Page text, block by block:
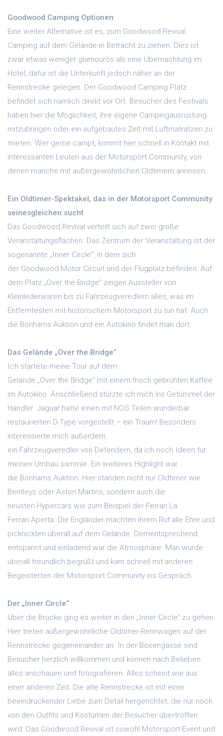
Goodwood Camping Optionen
Eine weiter Alternative ist es, zum Goodwood Revival
Camping auf dem Gelände in Betracht zu ziehen. Dies ist
zwar etwas weniger glamourös als eine Übernachtung im
Hotel, dafür ist die Unterkunft jedoch näher an der
Rennstrecke gelegen. Der Goodwood Camping Platz
befindet sich nämlich direkt vor Ort. Besucher des Festivals
haben hier die Möglichkeit, ihre eigene Campingausrüstung
mitzubringen oder ein aufgebautes Zelt mit Luftmatratzen zu
mieten. Wer gerne campt, kommt hier schnell in Kontakt mit
interessanten Leuten aus der Motorsport Community, von
denen manche mit außergewöhnlichen Oldtimern anreisen.
Ein Oldtimer-Spektakel, das in der Motorsport Community
seinesgleichen sucht
Das Goodwood Revival verteilt sich auf zwei große
Veranstaltungsflächen. Das Zentrum der Veranstaltung ist der
sogenannte „Inner Circle“, in dem sich
der Goodwood Motor Circuit und der Flugplatz befinden. Auf
dem Platz „Over the Bridge“ zeigen Aussteller von
Kleinlederwaren bis zu Fahrzeugveredlern alles, was im
Entferntesten mit historischem Motorsport zu tun hat. Auch
die Bonhams Auktion und ein Autokino findet man dort.
Das Gelände „Over the Bridge“
Ich startete meine Tour auf dem
Gelände „Over the Bridge“ mit einem frisch gebrühten Kaffee
im Autokino. Anschließend stürzte ich mich ins Getümmel der
Händler. Jaguar hatte einen mit NOS Teilen wunderbar
restaurierten D-Type vorgestellt – ein Traum! Besonders
interessierte mich außerdem
ein Fahrzeugveredler von Defendern, da ich noch Ideen für
meinen Umbau sammle. Ein weiteres Highlight war
die Bonhams Auktion. Hier standen nicht nur Oldtimer wie
Bentleys oder Aston Martins, sondern auch die
neusten Hypercars wie zum Beispiel der Ferrari La
Ferrari Aperta. Die Engländer machten ihrem Ruf alle Ehre und
picknickten überall auf dem Gelände. Dementsprechend
entspannt und einladend war die Atmosphäre. Man wurde
überall freundlich begrüßt und kam schnell mit anderen
Begeisterten der Motorsport Community ins Gespräch.
Der „Inner Circle“
Über die Brücke ging es weiter in den „Inner Circle“ zu gehen.
Hier treten außergewöhnliche Oldtimer-Rennwagen auf der
Rennstrecke gegeneinander an. In der Boxengasse sind
Besucher herzlich willkommen und können nach Belieben
alles anschauen und fotografieren. Alles scheint wie aus
einer anderen Zeit. Die alte Rennstrecke ist mit einer
beeindruckender Liebe zum Detail hergerichtet, die nur noch
von den Outfits und Kostümen der Besucher übertroffen
wird. Das Goodwood Revival ist sowohl Motorsport-Event und